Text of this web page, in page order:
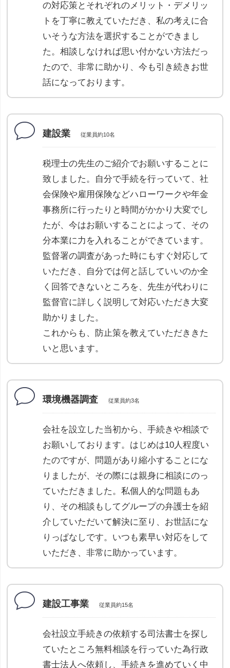
の対応策とそれぞれのメリット・デメリッ
トを丁寧に教えていただき、私の考えに合
いそうな方法を選択することができまし
た。相談しなければ思い付かない方法だっ
たので、非常に助かり、今も引き続きお世
話になっております。
建設業 従業員約10名
税理士の先生のご紹介でお願いすることに
致しました。自分で手続を行っていて、社
会保険や雇用保険などハローワークや年金
事務所に行ったりと時間がかかり大変でし
たが、今はお願いすることによって、その
分本業に力を入れることができています。
監督署の調査があった時にもすぐ対応して
いただき、自分では何と話していいのか全
く回答できないところを、先生が代わりに
監督官に詳しく説明して対応いただき大変
助かりました。
これからも、防止策を教えていただききた
いと思います。
環境機器調査 従業員約3名
会社を設立した当初から、手続きや相談で
お願いしております。はじめは10人程度い
たのですが、問題があり縮小することにな
りましたが、その際には親身に相談にのっ
ていただきました。私個人的な問題もあ
り、その相談もしてグループの弁護士を紹
介していただいて解決に至り、お世話にな
りっぱなしです。いつも素早い対応をして
いただき、非常に助かっています。
建設工事業 従業員約15名
会社設立手続きの依頼する司法書士を探し
ていたところ無料相談を行っていた為行政
書士法人へ依頼し、手続きを進めていく中